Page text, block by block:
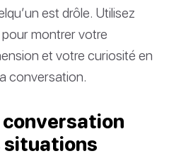
est drôle. Utilisez
montrer votre
et votre curiosité en
conversation.
conversation
situations